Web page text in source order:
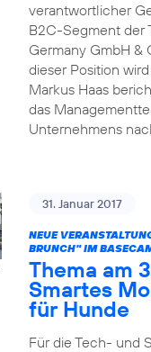
verantwortlicher
B2C-Segment der
Germany GmbH &
dieser Position
Markus Haas
das
Unternehmens
31. Januar 2017
NEUE
BRUNCH" IM
Thema am
Smartes
für Hunde
Für die Tech- und